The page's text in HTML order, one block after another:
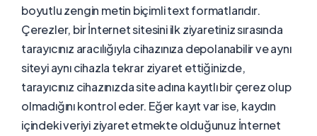
boyutlu zengin metin biçimli text formatlarıdır.
Çerezler, bir İnternet sitesini ilk ziyaretiniz sırasında
tarayıcınız aracılığıyla cihazınıza depolanabilir ve aynı
siteyi aynı cihazla tekrar ziyaret ettiğinizde,
tarayıcınız cihazınızda site adına kayıtlı bir çerez olup
olmadığını kontrol eder. Eğer kayıt var ise, kaydın
içindeki veriyi ziyaret etmekte olduğunuz İnternet